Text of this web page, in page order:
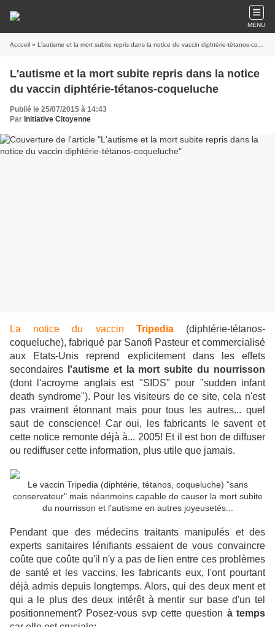
MENU
Accueil » L'autisme et la mort subite repris dans la notice du vaccin diphtérie-tétanos-coqueluche
L'autisme et la mort subite repris dans la notice
du vaccin diphtérie-tétanos-coqueluche
Publié le 25/07/2015 à 14:43
Par Initiative Citoyenne
La notice du vaccin Tripedia(diphtérie-tétanos-
coqueluche), fabriqué par Sanofi Pasteur et commercialisé
aux Etats-Unis reprend explicitement dans les effets
secondaires
l'autisme et la mort subite du nourrisson
(dont l'acroyme anglais est "SIDS" pour "sudden infant
death syndrome"). Pour les visiteurs de ce site, cela n'est
pas vraiment étonnant mais pour tous les autres... quel
saut de conscience! Car oui, les fabricants le savent et
cette notice remonte déjà à... 2005! Et il est bon de diffuser
ou rediffuser cette information, plus utile que jamais.
Le vaccin Tripedia (diphtérie, tétanos, coqueluche) "sans
conservateur" mais néanmoins capable de causer la mort subite
du nourrisson et l'autisme en autres joyeusetés...
Pendant que des médecins traitants manipulés et des
experts sanitaires lénifiants essaient de vous convaincre
coûte que coûte qu'il n'y a pas de lien entre ces problèmes
de santé et les vaccins, les fabricants eux, l'ont pourtant
déjà admis depuis longtemps. Alors, qui des deux ment et
qui a le plus des deux intérêt à mentir sur base d'un tel
positionnement? Posez-vous svp cette question à temps